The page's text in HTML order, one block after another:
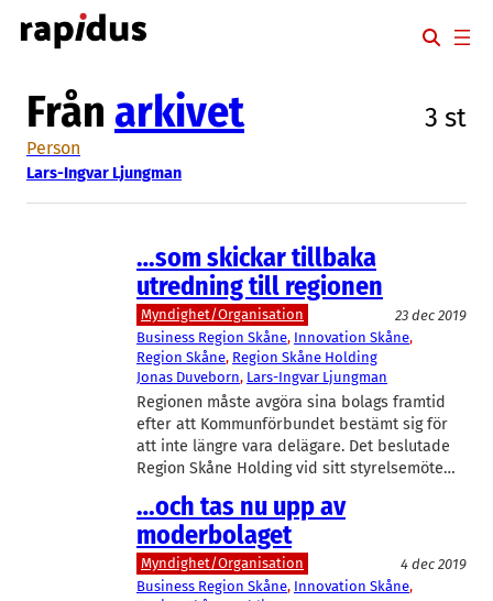
Hoppa
till
Från arkivet 3 st
Person
Lars-Ingvar Ljungman
…som skickar tillbaka
utredning till regionen
Myndighet/Organisation
23 dec 2019
Business Region Skåne, Innovation Skåne
Region Skåne, Region Skåne Holding
Jonas Duveborn, Lars-Ingvar Ljungman
Regionen måste avgöra sina bolags framtid
efter att Kommunförbundet bestämt sig för
att inte längre vara delägare. Det beslutade
Region Skåne Holding vid sitt styrelsemöte…
…och tas nu upp av
moderbolaget
Myndighet/Organisation
4 dec 2019
Business Region Skåne, Innovation Skåne